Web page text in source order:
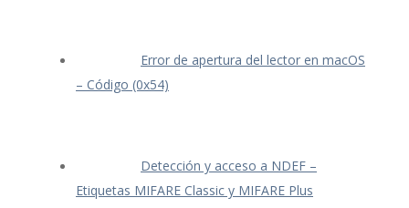
Error de apertura del lector en macOS
– Código (0x54)
Detección y acceso a NDEF –
Etiquetas MIFARE Classic y MIFARE Plus